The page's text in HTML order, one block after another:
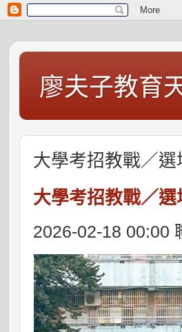
廖夫子教育
大學考招教戰／
大學考招教戰／選
2026-02-18 00:00